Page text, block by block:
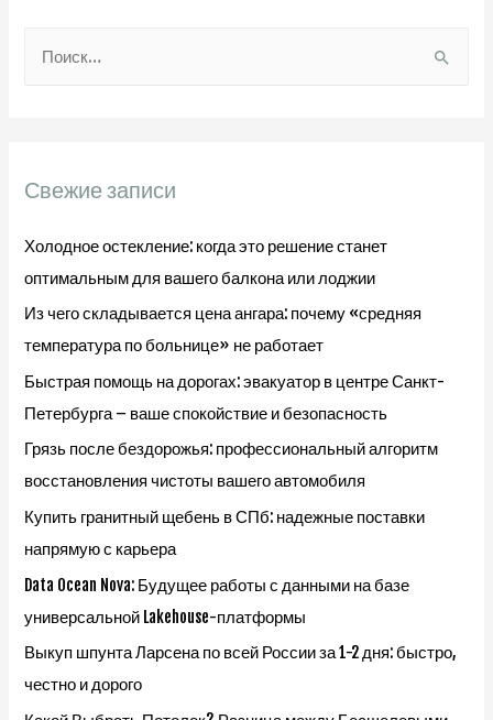
:Свежие записи
Холодное остекление: когда это решение станет
оптимальным для вашего балкона или лоджии
Из чего складывается цена ангара: почему «средняя
температура по больнице» не работает
Быстрая помощь на дорогах: эвакуатор в центре Санкт-
Петербурга – ваше спокойствие и безопасность
Грязь после бездорожья: профессиональный алгоритм
восстановления чистоты вашего автомобиля
Купить гранитный щебень в СПб: надежные поставки
напрямую с карьера
Data Ocean Nova: Будущее работы с данными на базе
универсальной Lakehouse-платформы
Выкуп шпунта Ларсена по всей России за 1-2 дня: быстро,
честно и дорого